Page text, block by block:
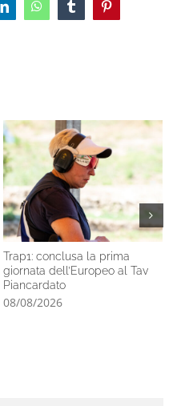
LinkedInWhatsAppTumblrPinterest
Trap1: conclusa la prima
giornata dell’Europeo al Tav
Piancardato
08/08/2026